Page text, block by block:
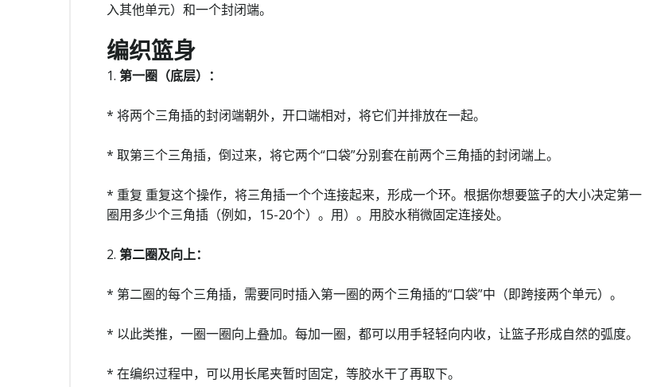
入其他单元）和一个封闭端。
编织篮身
1. 第一圈（底层）：
* 将两个三角插的封闭端朝外，开口端相对，将它们并排放在一起。
* 取第三个三角插，倒过来，将它两个“口袋”分别套在前两个三角插的封闭端上。
* 重复 重复这个操作，将三角插一个个连接起来，形成一个环。根据你想要篮子的大小决定第一
圈用多少个三角插（例如，15-20个）。用）。用胶水稍微固定连接处。
2. 第二圈及向上：
* 第二圈的每个三角插，需要同时插入第一圈的两个三角插的“口袋”中（即跨接两个单元）。
* 以此类推，一圈一圈向上叠加。每加一圈，都可以用手轻轻向内收，让篮子形成自然的弧度。
* 在编织过程中，可以用长尾夹暂时固定，等胶水干了再取下。